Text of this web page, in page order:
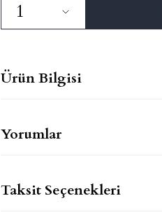
Ürün Bilgisi
Yorumlar
Taksit Seçenekleri